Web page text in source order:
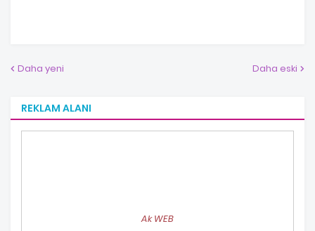
Daha yeni Daha eski
REKLAM ALANI
Ak WEB